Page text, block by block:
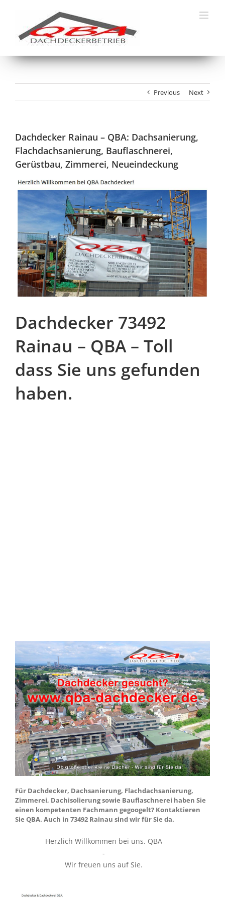
Previous Next
Dachdecker Rainau – QBA: Dachsanierung,
Flachdachsanierung, Bauflaschnerei,
Gerüstbau, Zimmerei, Neueindeckung
Dachdecker 73492
Rainau – QBA – Toll
dass Sie uns gefunden
haben.
Für Dachdecker, Dachsanierung, Flachdachsanierung,
Zimmerei, Dachisolierung sowie Bauflaschnerei haben Sie
einen kompetenten Fachmann gegoogelt? Kontaktieren
Sie QBA. Auch in 73492 Rainau sind wir für Sie da.
Herzlich Willkommen bei uns. QBA
-
Wir freuen uns auf Sie.